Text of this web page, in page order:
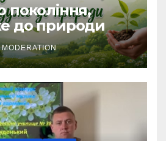
покоління,
до природи
MODERATION